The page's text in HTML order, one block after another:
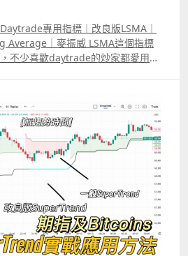
專用指標｜改良版LSMA｜
Average｜麥振威 LSMA這個指標
不少喜歡daytrade的炒家都愛用這
回歸的計算部份只用了「時間」與
子則可能加上成交量，開市裂口幅
，但加上更多的因子反而會令預測結
股價的影響實際上是重複了，這令
大。 而且市場很可能有時候受波幅
受成交量影響較大，不同的時間，
有可能是不同的。 我們用Elastic
個指標，簡單來說，模型會懂得告
沒用」，Elastic Regression不是
自動懂得在開市中判斷何時將計算